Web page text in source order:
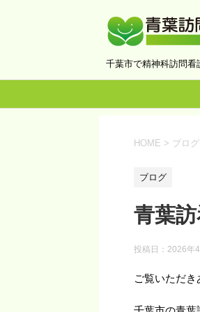
千葉市で精神科訪問看
HOME > ブログ
ブログ
青葉
投稿日： 2026年
ご覧いただき